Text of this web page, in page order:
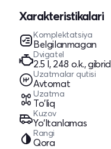
Xarakteristikalari
Komplektatsiya
Belgilanmagan
Dvigatel
2.5 l, 248 o.k., gibrid
Uzatmalar qutisi
Avtomat
Uzatma
To'liq
Kuzov
Yo‘ltanlamas
Rangi
Qora